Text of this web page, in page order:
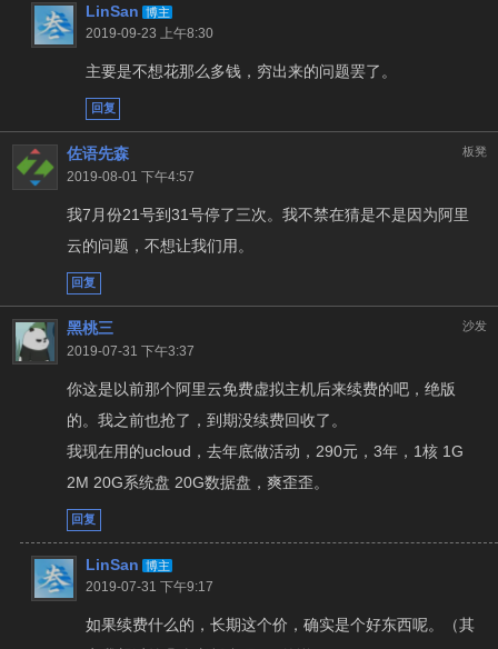
LinSan 博主
2019-09-23 上午8:30
主要是不想花那么多钱，穷出来的问题罢了。
回复
板凳
佐语先森
2019-08-01 下午4:57
我7月份21号到31号停了三次。我不禁在猜是不是因为阿里
云的问题，不想让我们用。
回复
沙发
黑桃三
2019-07-31 下午3:37
你这是以前那个阿里云免费虚拟主机后来续费的吧，绝版
的。我之前也抢了，到期没续费回收了。
我现在用的ucloud，去年底做活动，290元，3年，1核 1G
2M 20G系统盘 20G数据盘，爽歪歪。
回复
LinSan 博主
2019-07-31 下午9:17
如果续费什么的，长期这个价，确实是个好东西呢。（其